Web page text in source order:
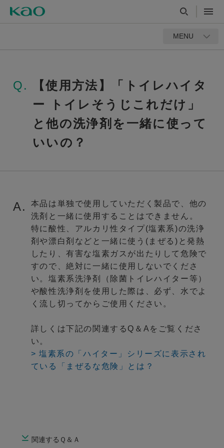
MENU
Q.
【使用方法】「トイレハイタ
ー トイレそうじこれだけ」
と他の洗浄剤を一緒に使って
いいの？
A.
本品は単独で使用していただく製品で、他の
洗剤と一緒に使用することはできません。
特に酸性、アルカリ性タイプ(塩素系)の洗浄
剤や漂白剤などと一緒に使う(まぜる)と発熱
したり、有害な塩素ガスが出たりして危険で
すので、絶対に一緒に使用しないでくださ
い。塩素系洗浄剤（除菌トイレハイター等）
や酸性洗浄剤を使用した際は、必ず、水でよ
く流し切ってからご使用ください。
詳しくは下記の関連するQ＆Aをご覧くださ
い。
> 塩素系の「ハイター」シリーズに表示され
ている「まぜるな危険」とは？
関連するＱ＆Ａ